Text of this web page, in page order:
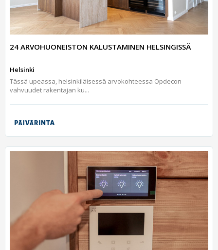
24 ARVOHUONEISTON KALUSTAMINEN HELSINGISSÄ
Helsinki
Tässä upeassa, helsinkiläisessä arvokohteessa Opdecon
vahvuudet rakentajan ku...